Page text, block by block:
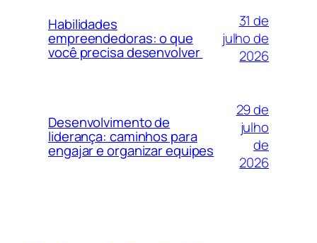
Habilidades
empreendedoras: o que
você precisa desenvolver
31 de
julho de
2026
Desenvolvimento de
liderança: caminhos para
engajar e organizar equipes
29 de
julho
de
2026